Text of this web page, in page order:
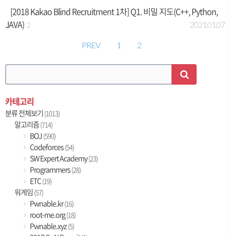
[2018 Kakao Blind Recruitment 1차] Q1. 비밀 지도(C++, Python,
JAVA) 2 2021.01.07
PREV 1 2
카테고리
분류 전체보기(1013)
알고리즘(714)
BOJ (590)
Codeforces(54)
SW Expert Academy(23)
Programmers(28)
ETC(19)
워게임(57)
Pwnable.kr(16)
root-me.org(18)
Pwnable.xyz(5)